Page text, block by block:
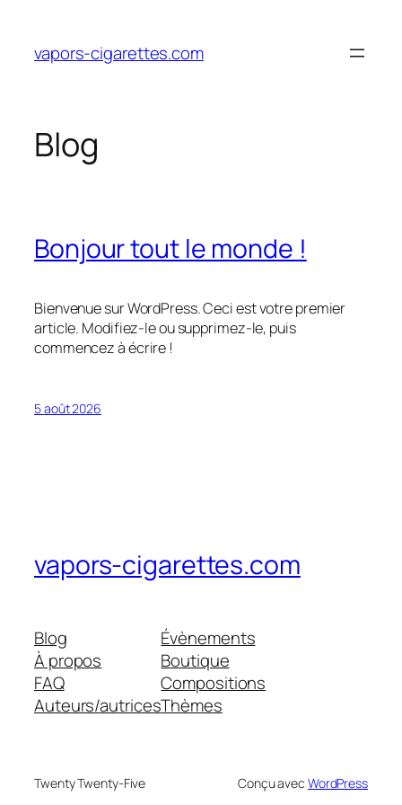
contenu
vapors-cigarettes.com
Blog
Bonjour tout le monde !
Bienvenue sur WordPress. Ceci est votre premier
article. Modifiez-le ou supprimez-le, puis
commencez à écrire !
5 août 2026
vapors-cigarettes.com
Blog
À propos
FAQ
Auteurs/autrices
Évènements
Boutique
Compositions
Thèmes
Twenty Twenty-Five Conçu avec WordPress